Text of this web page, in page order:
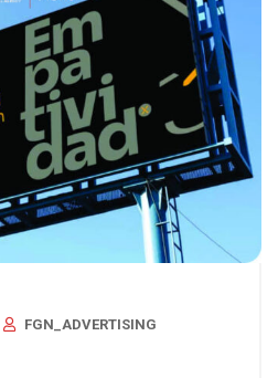
FGN_ADVERTISING